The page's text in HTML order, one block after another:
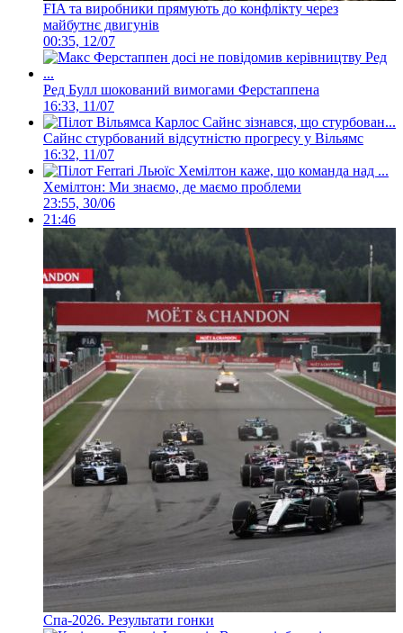
FIA та виробники прямують до конфлікту через
майбутнє двигунів
00:35, 12/07
Ред Булл шокований вимогами Ферстаппена
16:33, 11/07
Сайнс стурбований відсутністю прогресу у Вільямс
16:32, 11/07
Хемілтон: Ми знаємо, де маємо проблеми
23:55, 30/06
21:46
Спа-2026. Результати гонки